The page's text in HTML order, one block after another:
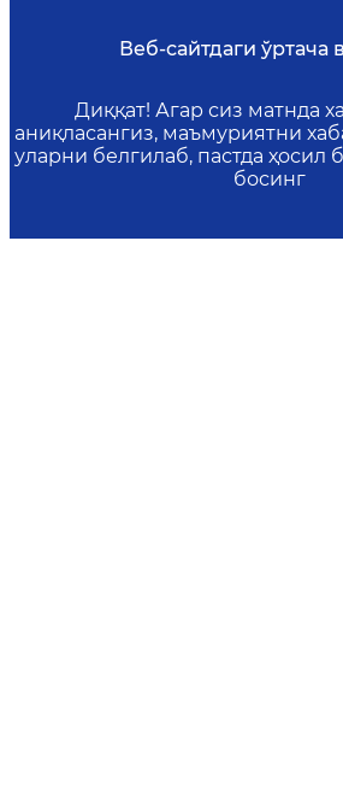
Веб-сайтдаги ўртача
Диққат! Агар сиз матнда
аниқласангиз, маъмуриятни
уларни белгилаб, пастда ҳосил
босинг